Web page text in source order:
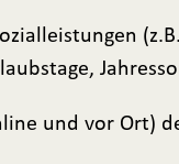
und vor Ort)